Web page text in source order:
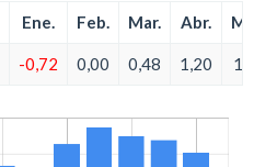
Ene. Feb. Mar. Abr.
-0,72 0,00 0,48 1,20